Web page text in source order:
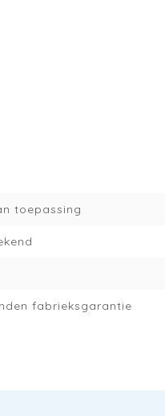
toepassing
fabrieksgarantie